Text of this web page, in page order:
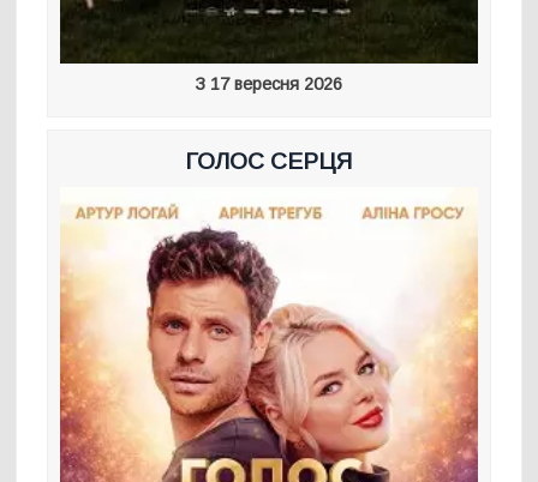
З 17 вересня 2026
ГОЛОС СЕРЦЯ